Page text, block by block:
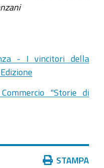
- I vincitori della
"Storie di
STAMPA